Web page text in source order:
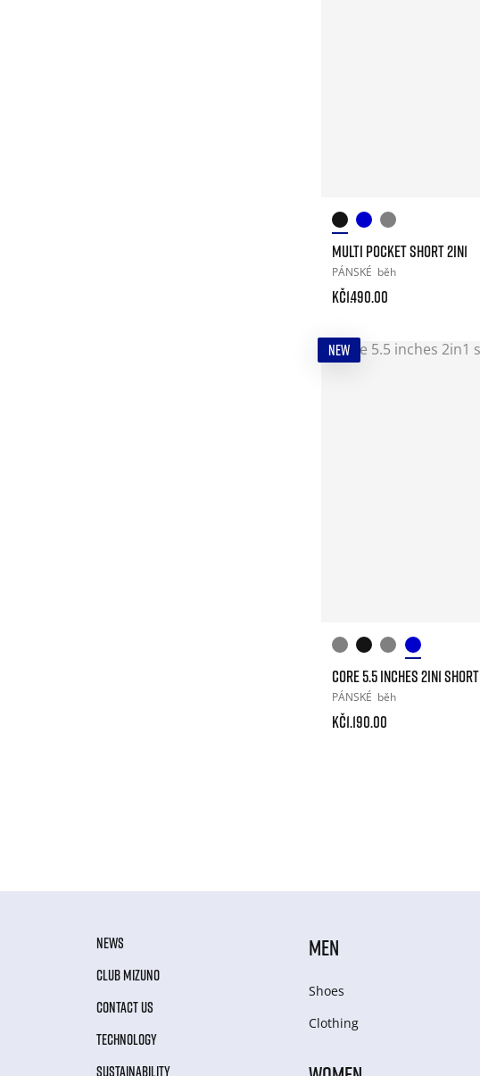
MULTI POCKET SHORT 2IN1
PÁNSKÉ běh
Kč1.490.00
NEW
CORE 5.5 INCHES 2IN1 SHORT
PÁNSKÉ běh
Kč1.190.00
NEWS
CLUB MIZUNO
CONTACT US
TECHNOLOGY
SUSTAINABILITY
MEN
Shoes
Clothing